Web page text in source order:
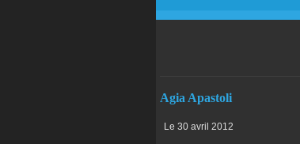
Agia Apastoli
Le 30 avril 2012